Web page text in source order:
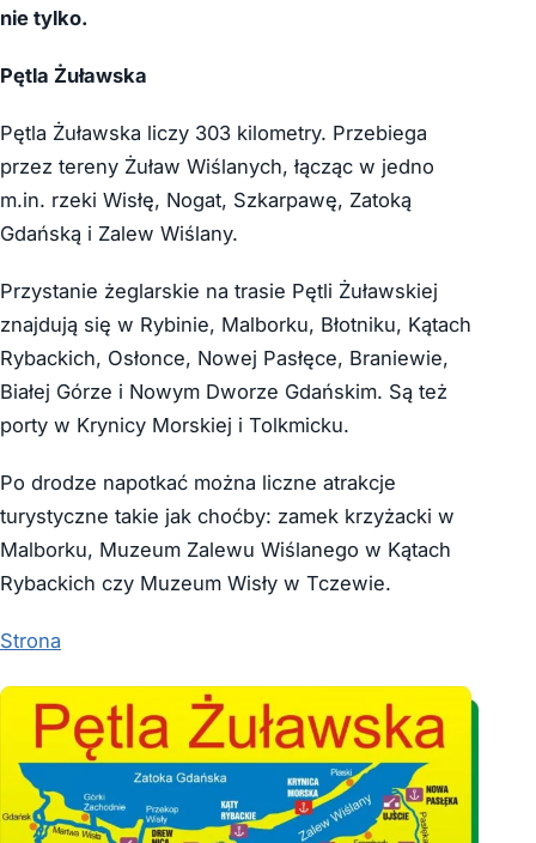
nie tylko.
Pętla Żuławska
Pętla Żuławska liczy 303 kilometry. Przebiega
przez tereny Żuław Wiślanych, łącząc w jedno
m.in. rzeki Wisłę, Nogat, Szkarpawę, Zatoką
Gdańską i Zalew Wiślany.
Przystanie żeglarskie na trasie Pętli Żuławskiej
znajdują się w Rybinie, Malborku, Błotniku, Kątach
Rybackich, Osłonce, Nowej Pasłęce, Braniewie,
Białej Górze i Nowym Dworze Gdańskim. Są też
porty w Krynicy Morskiej i Tolkmicku.
Po drodze napotkać można liczne atrakcje
turystyczne takie jak choćby: zamek krzyżacki w
Malborku, Muzeum Zalewu Wiślanego w Kątach
Rybackich czy Muzeum Wisły w Tczewie.
Strona